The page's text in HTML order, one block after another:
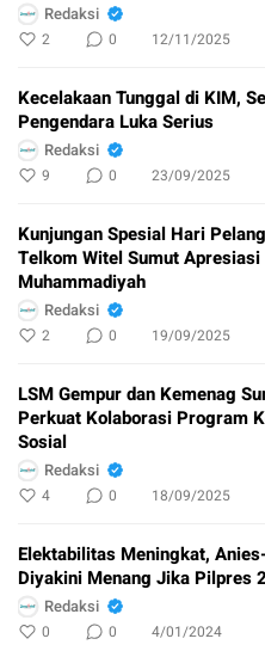
Redaksi
2 0 12/11/2025
Kecelakaan Tunggal di KIM,
Pengendara Luka Serius
Redaksi
9 0 23/09/2025
Kunjungan Spesial Hari
Telkom Witel Sumut Apresiasi
Muhammadiyah
Redaksi
2 0 19/09/2025
LSM Gempur dan Kemenag
Perkuat Kolaborasi Program
Sosial
Redaksi
4 0 18/09/2025
Elektabilitas Meningkat,
Diyakini Menang Jika Pilpres
Redaksi
0 0 4/01/2024